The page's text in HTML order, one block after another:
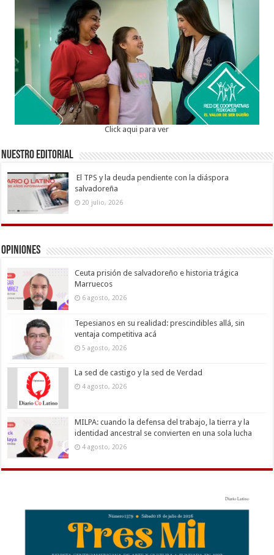
Click aqui para ver
Nuestro Editorial
El TPS y la deuda pendiente con la diáspora
salvadoreña
20 julio, 2026
Opiniones
Ceuta prisión de salvadoreño e historia trágica
Marruecos
6 agosto, 2026
Tepesianos en su realidad: prescindibles allá, sin
ventaja competitiva acá
5 agosto, 2026
La sed de castigo y la sed de Verdad
4 agosto, 2026
MILPA: cuando la defensa del trabajo, la tierra y la
identidad ancestral se convierten en una sola lucha
4 agosto, 2026